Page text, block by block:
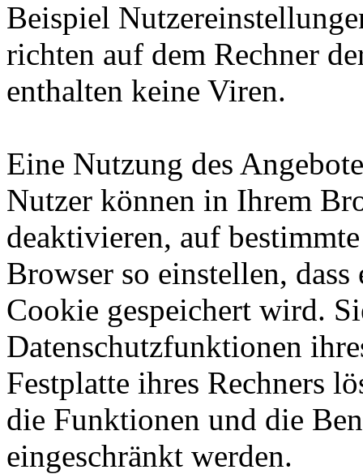
Beispiel
richten auf dem Rechner
enthalten keine Viren.
Eine Nutzung des
Nutzer können in Ihrem
deaktivieren, auf
Browser so einstellen,
Cookie gespeichert wird.
Datenschutzfunktionen
Festplatte ihres Rechners
die Funktionen und die
eingeschränkt werden.